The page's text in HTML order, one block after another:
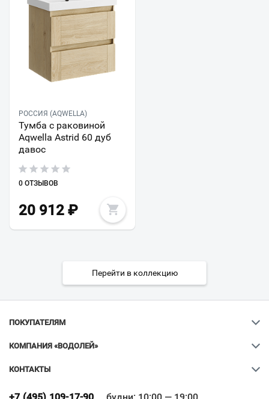
РОССИЯ (AQWELLA)
Тумба с раковиной
Aqwella Astrid 60 дуб
давос
0 ОТЗЫВОВ
20 912 ₽
Перейти в коллекцию
ПОКУПАТЕЛЯМ
КОМПАНИЯ «ВОДОЛЕЙ»
КОНТАКТЫ